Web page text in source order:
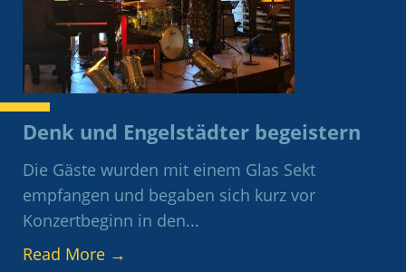
Denk und Engelstädter begeistern
Die Gäste wurden mit einem Glas Sekt
empfangen und begaben sich kurz vor
Konzertbeginn in den...
Read More →